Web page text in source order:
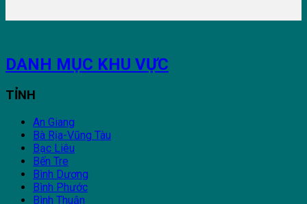
DANH MỤC KHU VỰC
TỈNH
An Giang
Bà Rịa-Vũng Tàu
Bạc Liêu
Bến Tre
Bình Dương
Bình Phước
Bình Thuận